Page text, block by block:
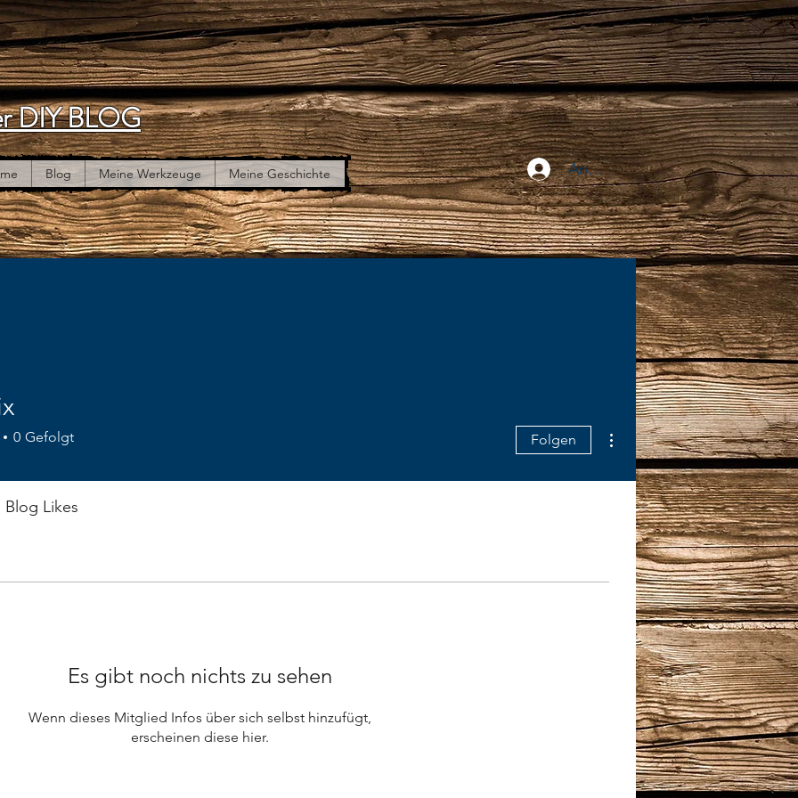
DIY BLOG
Blog Meine Werkzeuge Meine Geschichte Anmelden
Es gibt noch nichts zu sehen
Wenn dieses Mitglied Infos über sich selbst hinzufügt,
erscheinen diese hier.
0 Gefolgt Folgen
Weitere Optionen
Blog Likes